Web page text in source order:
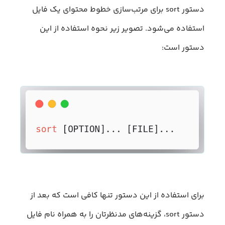
دستور sort برای مرتب‌سازی خطوط محتوای یک فایل
استفاده می‌شود. تصویر زیر نحوه استفاده از این
دستور است:
برای استفاده از این دستور تنها کافی است که بعد از
دستور sort، گزینه‌های مدنظرتان را به همراه نام فایل